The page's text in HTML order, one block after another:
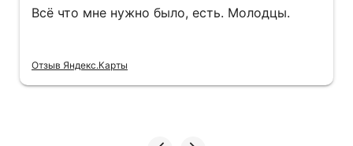
Всё что мне нужно было, есть. Молодцы.
Отзыв Яндекс.Карты